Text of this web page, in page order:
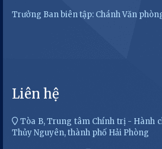
Trưởng Ban biên tập: Chánh Văn
Liên hệ
Tòa B, Trung tâm Chính trị - Hành
Thủy Nguyên, thành phố Hải Phòng